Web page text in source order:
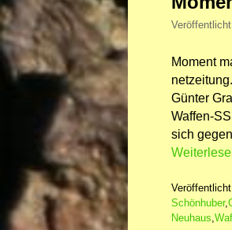
Moment
Günter
Waffen-
sich
Schönhuber,
Neuhaus